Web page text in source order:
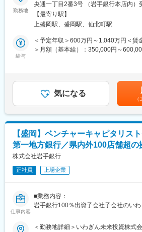
す。
■当行が求める人物像：
の成長が同行の成長、地域社会の発展
います。金融業界が目まぐるしく変化
ィールドがたくさんあります。岩手の
う使命感のある方を歓迎します。
■当行について：
・東証プライム上場、県内外100店舗
・岩手県のリーディングバンクである
展に貢献する」「健全経営に徹する」
ライム上場／合計109拠点を有する第一
変更の範囲：会社の定める業務
■業務詳細：
投資先企業の選定から買収、M&Aやオ
企業価値の向上に資する業務に携わって
・投資案件の発掘（ソーシング）
・投資案件の評価（デューデリジェン
いわぎん未来投資は、社長含め8名体制
します。
■いわぎん未来投資株式会社：
＜事業内容＞企業年金DXシステム及び
を展開
＜所在地＞岩手県盛岡市中央通一丁目2
■キャリアチャレンジ：
計画的・体系的な研修システムを採用
ては階層別研修、行内資格認定研修な
して、公的資格の取得を目指す行員に
勤務地
央通一丁目2番3号 （岩手銀行本店内）
煙変更の範囲：会社の定める事業所（
【最寄り駅】
上盛岡駅、盛岡駅、仙北町駅
給与
＜予定年収＞600万円～1,040万円＜賃
＞月額（基本給）：350,000円～
くまでも目安の金額であり、選考を通
ます。月給(月額)は固定手当を含めた
気になる
【盛岡】ベンチャーキャピタリス
第一地方銀行／県内外100店舗超の
株式会社岩手銀行
正社員 上場企業
仕事内容
■業務内容：
岩手銀行100％出資子会社子会社のい
いただきます。
＜勤務地詳細＞いわぎん未来投資株式